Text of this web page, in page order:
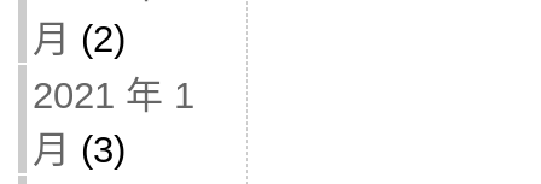
月 (2)
2021 年 1
月 (3)